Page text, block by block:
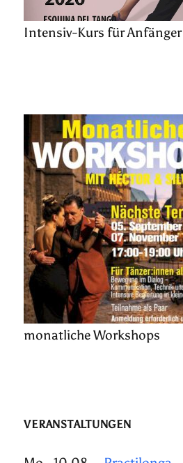
Intensiv-Kurs für Anfänger
monatliche Workshops
VERANSTALTUNGEN